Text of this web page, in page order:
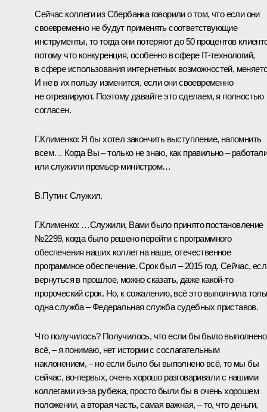
Сейчас коллеги из Сбербанка говорили о том, что если они
своевременно не будут применять соответствующие
инструменты, то тогда они потеряют до 50 процентов
потому что конкуренция, особенно в сфере IT-технологий,
в сфере использования интернетных возможностей,
И не в их пользу изменится, если они своевременно
не отреагируют. Поэтому давайте это сделаем, я полностью
согласен.
Г.Клименко: Я бы хотел закончить выступление, напомнить
всем… Когда Вы – только не знаю, как правильно –
или служили премьер-министром…
В.Путин: Служил.
Г.Клименко: …Служили, Вами было принято постановление
№2299, когда было решено перейти с программного
обеспечения наших коллег на наше, отечественное
программное обеспечение. Срок был – 2015 год. Сейчас,
вернуться в прошлое, можно сказать, даже какой‑то
пророческий срок. Но, к сожалению, всё это выполнила
одна служба – Федеральная служба судебных приставов.
Что получилось? Получилось, что если бы было выполнено
всё, – я понимаю, нет истории с сослагательным
наклонением, – но если было бы выполнено всё, то мы бы
сейчас, во‑первых, очень хорошо разговаривали с нашими
коллегами из‑за рубежа, просто были бы в очень хорошем
положении, а вторая часть, самая важная, – то, что деньги,